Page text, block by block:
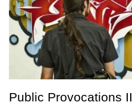
Public Provocations II